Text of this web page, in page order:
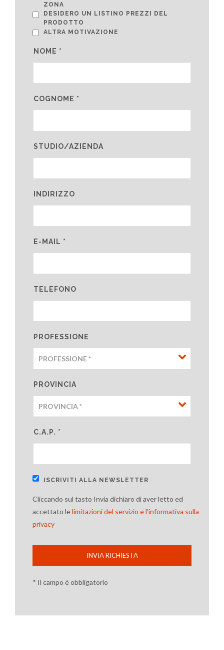
ZONA
DESIDERO UN LISTINO PREZZI DEL
PRODOTTO
ALTRA MOTIVAZIONE
NOME *
COGNOME *
STUDIO/AZIENDA
INDIRIZZO
E-MAIL *
TELEFONO
PROFESSIONE
PROVINCIA
C.A.P. *
ISCRIVITI ALLA NEWSLETTER
Cliccando sul tasto Invia dichiaro di aver letto ed
accettato lelimitazioni del servizio e l'informativa sulla
privacy
INVIA RICHIESTA
* Il campo è obbligatorio